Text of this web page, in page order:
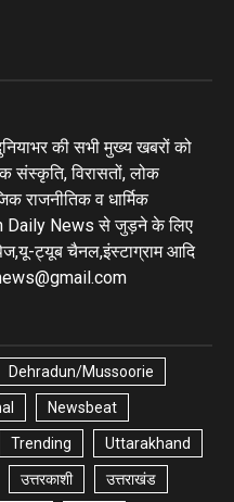
की सभी मुख्य खबरों को
संस्कृति, विरासतों, लोक
राजनीतिक व धार्मिक
Daily News से जुड़ने के लिए
ट्यूब चैनल,इंस्टाग्राम आदि
Dehradun/Mussoorie
Newsbeat
Trending Uttarakhand
उत्तरकाशी उत्तराखंड